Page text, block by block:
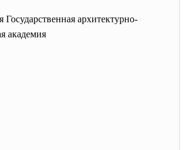
Государственная архитектурно-
академия